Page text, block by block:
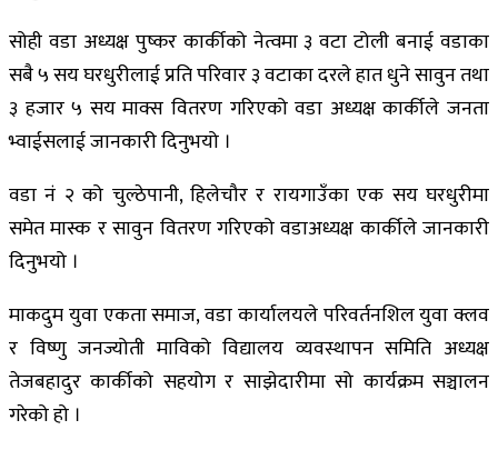
सोही वडा अध्यक्ष पुष्कर कार्कीको नेत्वमा ३ वटा टोली बनाई वडाका
सबै ५ सय घरधुरीलाई प्रति परिवार ३ वटाका दरले हात धुने सावुन तथा
३ हजार ५ सय माक्स वितरण गरिएको वडा अध्यक्ष कार्कीले जनता
भ्वाईसलाई जानकारी दिनुभयो ।
वडा नं २ को चुल्ठेपानी, हिलेचौर र रायगाउँका एक सय घरधुरीमा
समेत मास्क र सावुन वितरण गरिएको वडाअध्यक्ष कार्कीले जानकारी
दिनुभयो ।
माकदुम युवा एकता समाज, वडा कार्यालयले परिवर्तनशिल युवा क्लव
र विष्णु जनज्योती माविको विद्यालय व्यवस्थापन समिति अध्यक्ष
तेजबहादुर कार्कीको सहयोग र साझेदारीमा सो कार्यक्रम सञ्चालन
गरेको हो ।